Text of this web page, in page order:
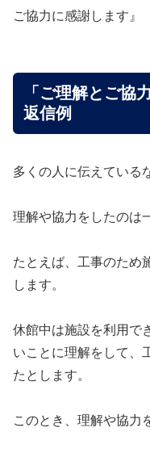
ご協力に感謝します』
「ご理解とご協
返信例
多くの人に伝えている
理解や協力をしたのは
たとえば、工事のため
します。
休館中は施設を利用で
いことに理解をして、
たとします。
このとき、理解や協力